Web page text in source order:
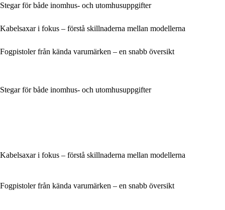
Stegar för både inomhus- och utomhusuppgifter
Kabelsaxar i fokus – förstå skillnaderna mellan modellerna
Fogpistoler från kända varumärken – en snabb översikt
Stegar för både inomhus- och utomhusuppgifter
Kabelsaxar i fokus – förstå skillnaderna mellan modellerna
Fogpistoler från kända varumärken – en snabb översikt